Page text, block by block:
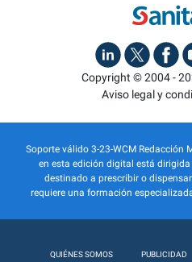
Copyright © 2004 -
Aviso legal y
Soporte válido 3-23-WCM Redacción
en esta edición digital está
destinado a prescribir o
requiere una formación
QUIÉNES SOMOS PUBLICIDAD